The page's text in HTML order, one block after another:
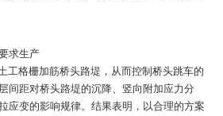
求生产
工格栅加筋桥头路堤，从而控制桥头跳车的
间距对桥头路堤的沉降、竖向附加应力分
应变的影响规律。结果表明，以合理的方案